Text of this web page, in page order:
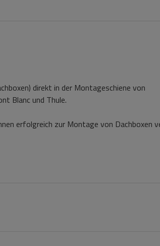
direkt in der Montageschiene von
Blanc und Thule.
erfolgreich zur Montage von Dachboxen